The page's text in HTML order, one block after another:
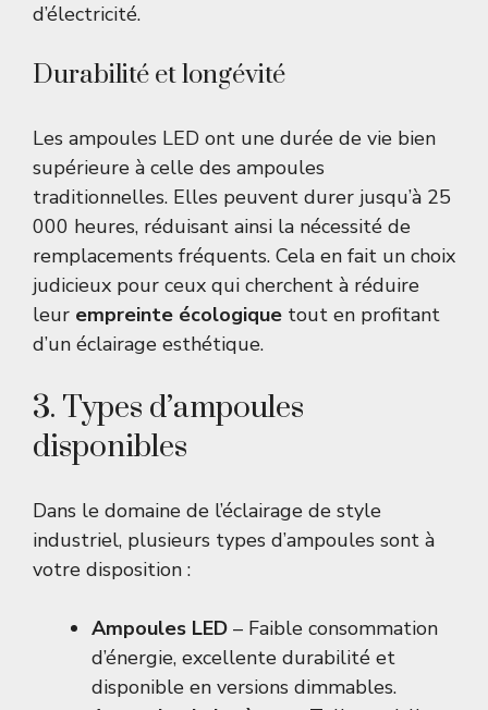
d’électricité.
Durabilité et longévité
Les ampoules LED ont une durée de vie bien
supérieure à celle des ampoules
traditionnelles. Elles peuvent durer jusqu’à 25
000 heures, réduisant ainsi la nécessité de
remplacements fréquents. Cela en fait un choix
judicieux pour ceux qui cherchent à réduire
leur empreinte écologique tout en profitant
d’un éclairage esthétique.
3. Types d’ampoules
disponibles
Dans le domaine de l’éclairage de style
industriel, plusieurs types d’ampoules sont à
votre disposition :
Ampoules LED – Faible consommation
d’énergie, excellente durabilité et
disponible en versions dimmables.